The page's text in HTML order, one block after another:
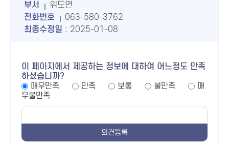
부서
위도면
전화번호
063-580-3762
최종수정일 : 2025-01-08
이 페이지에서 제공하는 정보에 대하여 어느정도 만족
하셨습니까?
매우만족
만족 보통 불만족
매
우불만족